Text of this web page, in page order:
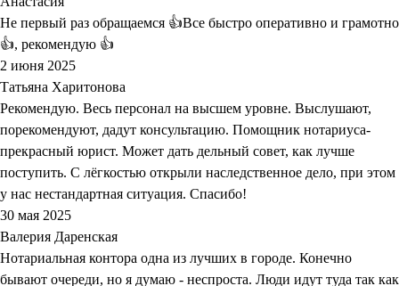
Не первый раз обращаемся 👍Все быстро оперативно и грамотно
👍, рекомендую 👍
2 июня 2025
Татьяна Харитонова
Рекомендую. Весь персонал на высшем уровне. Выслушают,
порекомендуют, дадут консультацию. Помощник нотариуса-
прекрасный юрист. Может дать дельный совет, как лучше
поступить. С лёгкостью открыли наследственное дело, при этом
у нас нестандартная ситуация. Спасибо!
30 мая 2025
Валерия Даренская
Нотариальная контора одна из лучших в городе. Конечно
бывают очереди, но я думаю - неспроста. Люди идут туда так как